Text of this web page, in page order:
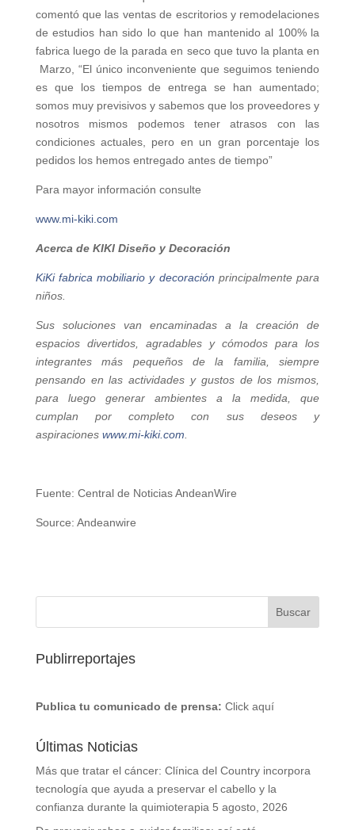
comentó que las ventas de escritorios y remodelaciones
de estudios han sido lo que han mantenido al 100% la
fabrica luego de la parada en seco que tuvo la planta en
Marzo, “El único inconveniente que seguimos teniendo
es que los tiempos de entrega se han aumentado;
somos muy previsivos y sabemos que los proveedores y
nosotros mismos podemos tener atrasos con las
condiciones actuales, pero en un gran porcentaje los
pedidos los hemos entregado antes de tiempo”
Para mayor información consulte
www.mi-kiki.com
Acerca de KIKI Diseño y Decoración
KiKi fabrica mobiliario y decoración principalmente para
niños.
Sus soluciones van encaminadas ​​a la creación de
espacios divertidos, agradables y cómodos para los
integrantes más pequeños de la familia, siempre
pensando en las actividades y gustos de los mismos,
para luego generar ambientes a la medida, que
cumplan por completo con sus deseos y
aspiraciones www.mi-kiki.com
Fuente: Central de Noticias AndeanWire
Source: Andeanwire
Publirreportajes
Publica tu comunicado de prensa: Click aquí
Últimas Noticias
Más que tratar el cáncer: Clínica del Country incorpora
tecnología que ayuda a preservar el cabello y la
confianza durante la quimioterapia 5 agosto, 2026